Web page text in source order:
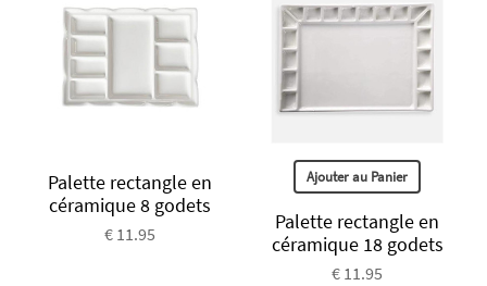
Palette rectangle en
céramique 8 godets
€ 11.95
Ajouter au Panier
Palette rectangle en
céramique 18 godets
€ 11.95